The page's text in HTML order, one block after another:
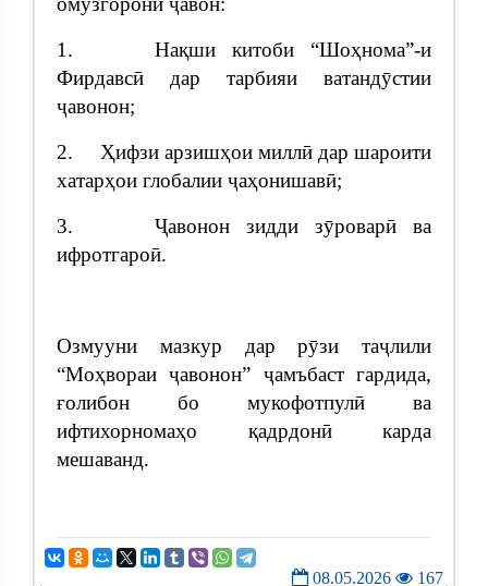
1. Нақши китоби “Шоҳнома”-и
Фирдавсӣ дар тарбияи ватандӯстии
ҷавонон;
2. Ҳифзи арзишҳои миллӣ дар шароити
хатарҳои глобалии ҷаҳонишавӣ;
3. Ҷавонон зидди зӯроварӣ ва
ифротгароӣ.
Озмууни мазкур дар рӯзи таҷлили
“Моҳвораи ҷавонон” ҷамъбаст гардида,
ғолибон бо мукофотпулӣ ва
ифтихорномаҳо қадрдонӣ карда
мешаванд.
08.05.2026 167